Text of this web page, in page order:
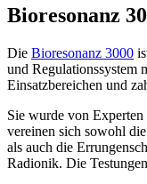
Bioresonanz
Die Bioresonanz 3000
und Regulationssystem
Einsatzbereichen und
Sie wurde von
vereinen sich sowohl
als auch die
Radionik. Die